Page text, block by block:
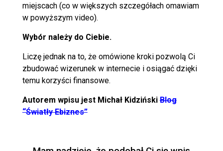
miejscach (co w większych szczegółach omawiam
w powyższym video).
Wybór należy do Ciebie.
Liczę jednak na to, że omówione kroki pozwolą Ci
zbudować wizerunek w internecie i osiągać dzięki
temu korzyści finansowe.
Autorem wpisu jest Michał KidzińskiBlog
“Światły Ebiznes”